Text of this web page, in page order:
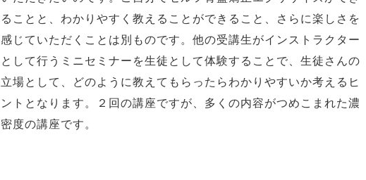
ることと、わかりやすく教えることができること、さらに楽しさを
感じていただくことは別ものです。他の受講生がインストラクター
として行うミニセミナーを生徒として体験することで、生徒さんの
立場として、どのように教えてもらったらわかりやすいか考えるヒ
ントとなります。２回の講座ですが、多くの内容がつめこまれた濃
密度の講座です。